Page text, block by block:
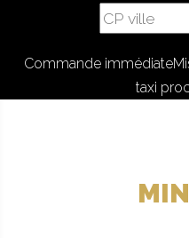
Commande immédiate
taxi